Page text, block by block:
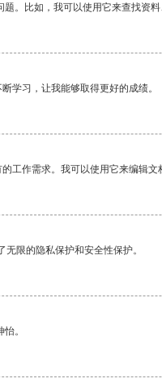
。比如，我可以使用它来查找资料
学习，让我能够取得更好的成绩。
工作需求。我可以使用它来编辑文
限的隐私保护和安全性保护。
。